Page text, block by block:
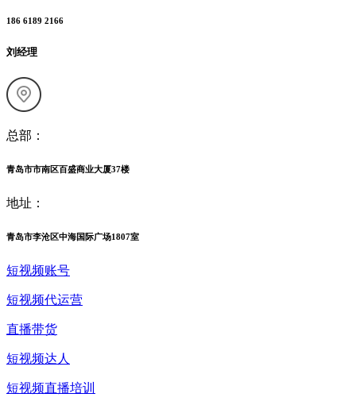
186 6189 2166
刘经理
总部：
青岛市市南区百盛商业大厦37楼
地址：
青岛市李沧区中海国际广场1807室
短视频账号
短视频代运营
直播带货
短视频达人
短视频直播培训